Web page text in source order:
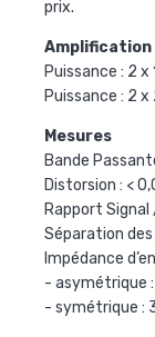
prix.
Amplification
Puissance : 2 x
Puissance : 2 x
Mesures
Bande
Distorsion : <
Rapport Signal
Séparation des
Impédance
- asymétrique :
- symétrique :